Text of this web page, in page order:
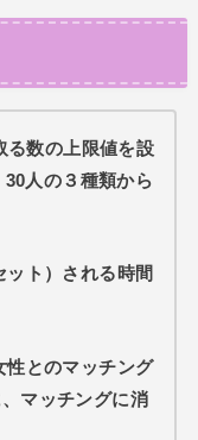
る数の上限値を設
人の３種類から
ト）される時間
性とのマッチング
マッチングに消